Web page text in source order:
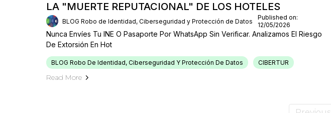
LA "MUERTE REPUTACIONAL" DE LOS HOTELES
BLOG Robo de Identidad, Ciberseguridad y Protección de Datos
Published on:
12/05/2026
Nunca Envíes Tu INE O Pasaporte Por WhatsApp Sin Verificar. Analizamos El Riesgo
De Extorsión En Hot
BLOG Robo De Identidad, Ciberseguridad Y Protección De Datos CIBERTUR
Read More